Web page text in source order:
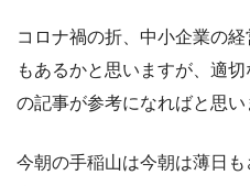
コロナ禍の折、中小企業の
もあるかと思いますが、適
の記事が参考になればと思い
今朝の手稲山は今朝は薄日